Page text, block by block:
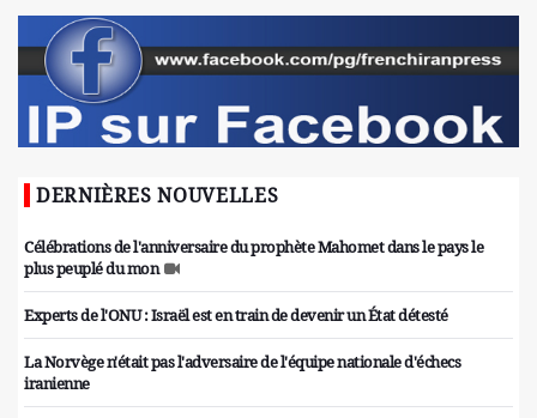
DERNIÈRES NOUVELLES
Célébrations de l'anniversaire du prophète Mahomet dans le pays le
plus peuplé du mon
Experts de l'ONU : Israël est en train de devenir un État détesté
La Norvège n'était pas l'adversaire de l'équipe nationale d'échecs
iranienne